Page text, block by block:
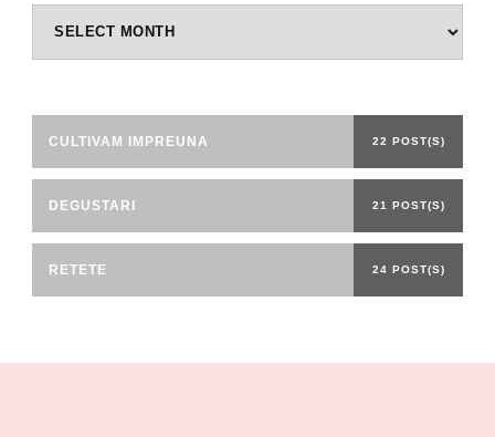
CULTIVAM IMPREUNA 22 POST(S)
DEGUSTARI 21 POST(S)
RETETE 24 POST(S)